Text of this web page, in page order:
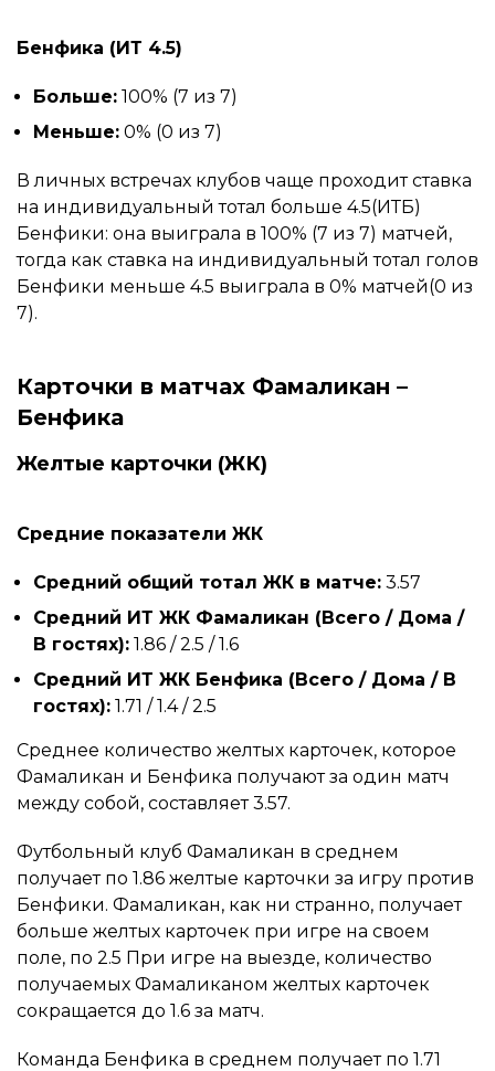
Бенфика (ИТ 4.5)
Больше: 100% (7 из 7)
Меньше: 0% (0 из 7)
В личных встречах клубов чаще проходит ставка
на индивидуальный тотал больше 4.5(ИТБ)
Бенфики: она выиграла в 100% (7 из 7) матчей,
тогда как ставка на индивидуальный тотал голов
Бенфики меньше 4.5 выиграла в 0% матчей(0 из
7).
Карточки в матчах Фамаликан –
Бенфика
Желтые карточки (ЖК)
Средние показатели ЖК
Средний общий тотал ЖК в матче: 3.57
Средний ИТ ЖК Фамаликан (Всего / Дома /
В гостях): 1.86 / 2.5 / 1.6
Средний ИТ ЖК Бенфика (Всего / Дома / В
гостях): 1.71 / 1.4 / 2.5
Среднее количество желтых карточек, которое
Фамаликан и Бенфика получают за один матч
между собой, составляет 3.57.
Футбольный клуб Фамаликан в среднем
получает по 1.86 желтые карточки за игру против
Бенфики. Фамаликан, как ни странно, получает
больше желтых карточек при игре на своем
поле, по 2.5 При игре на выезде, количество
получаемых Фамаликаном желтых карточек
сокращается до 1.6 за матч.
Команда Бенфика в среднем получает по 1.71